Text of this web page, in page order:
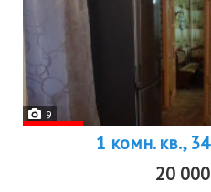
9
1 комн. кв.,
20 000